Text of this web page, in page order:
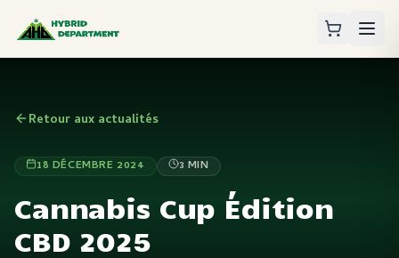
Retour aux actualités
18 DÉCEMBRE 2024 3 MIN
Cannabis Cup Édition
CBD 2025